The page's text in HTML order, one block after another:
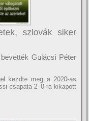
szlovák siker
Gulácsi Péter
kezdte meg a 2020-as
csapata 2–0-ra kikapott